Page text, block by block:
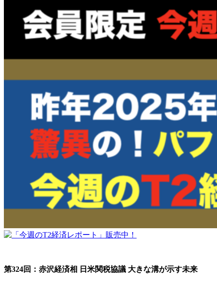
第324回：赤沢経済相 日米関税協議 大きな溝が示す未来